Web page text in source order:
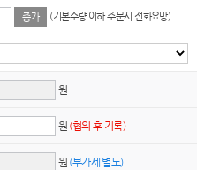
증가 (기본수량 이하 주문시 전화요망)
원
원 (협의 후 기록)
원 (부가세 별도)